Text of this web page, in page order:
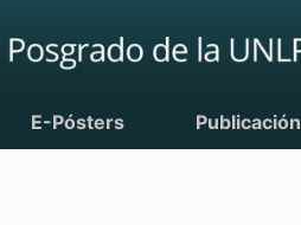
E-Pósters Publicación